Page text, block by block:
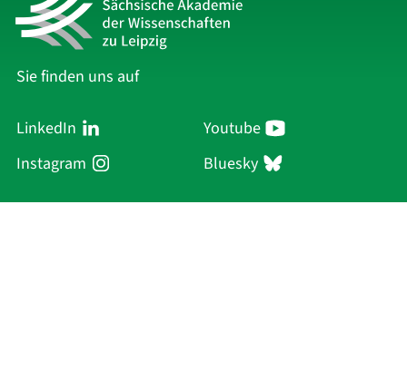
Sie finden uns auf
LinkedIn
Youtube
Instagram
Bluesky